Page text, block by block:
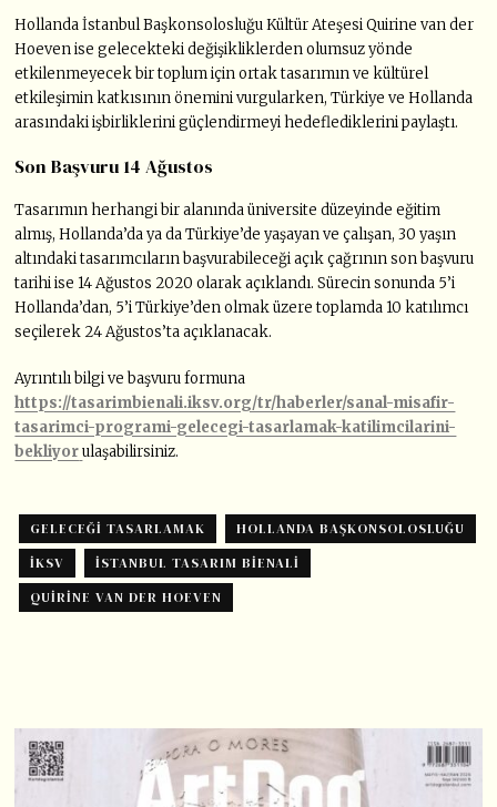
Hollanda İstanbul Başkonsolosluğu Kültür Ateşesi Quirine van der
Hoeven ise gelecekteki değişikliklerden olumsuz yönde
etkilenmeyecek bir toplum için ortak tasarımın ve kültürel
etkileşimin katkısının önemini vurgularken, Türkiye ve Hollanda
arasındaki işbirliklerini güçlendirmeyi hedeflediklerini paylaştı.
Son Başvuru 14 Ağustos
Tasarımın herhangi bir alanında üniversite düzeyinde eğitim
almış, Hollanda’da ya da Türkiye’de yaşayan ve çalışan, 30 yaşın
altındaki tasarımcıların başvurabileceği açık çağrının son başvuru
tarihi ise 14 Ağustos 2020 olarak açıklandı. Sürecin sonunda 5’i
Hollanda’dan, 5’i Türkiye’den olmak üzere toplamda 10 katılımcı
seçilerek 24 Ağustos’ta açıklanacak.
Ayrıntılı bilgi ve başvuru formuna
https://tasarimbienali.iksv.org/tr/haberler/sanal-misafir-
tasarimci-programi-gelecegi-tasarlamak-katilimcilarini-
bekliyor ulaşabilirsiniz.
GELECEĞI TASARLAMAK
HOLLANDA BAŞKONSOLOSLUĞU
IKSV
İSTANBUL TASARIM BIENALI
QUIRINE VAN DER HOEVEN